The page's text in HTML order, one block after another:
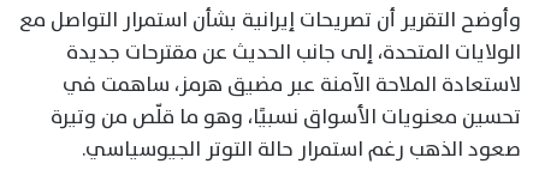
وأوضح التقرير أن تصريحات إيرانية بشأن استمرار التواصل مع
الولايات المتحدة، إلى جانب الحديث عن مقترحات جديدة
لاستعادة الملاحة الآمنة عبر مضيق هرمز، ساهمت في
تحسين معنويات الأسواق نسبيًا، وهو ما قلّص من وتيرة
صعود الذهب رغم استمرار حالة التوتر الجيوسياسي.